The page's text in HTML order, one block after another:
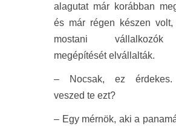
alagutat már korábban
és már régen készen
mostani
megépítését elvállalták.
– Nocsak, ez érdekes.
veszed te ezt?
– Egy mérnök, aki a